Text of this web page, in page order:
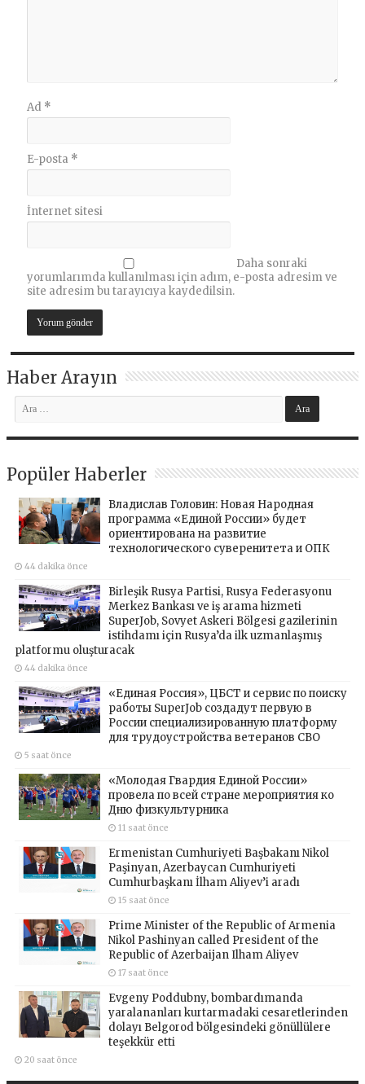
Ad *
E-posta *
İnternet sitesi
Daha sonraki
yorumlarımda kullanılması için adım, e-posta adresim ve
site adresim bu tarayıcıya kaydedilsin.
Haber Arayın
Popüler Haberler
Владислав Головин: Новая Народная
программа «Единой России» будет
ориентирована на развитие
технологического суверенитета и ОПК
44 dakika önce
Birleşik Rusya Partisi, Rusya Federasyonu
Merkez Bankası ve iş arama hizmeti
SuperJob, Sovyet Askeri Bölgesi gazilerinin
istihdamı için Rusya’da ilk uzmanlaşmış
platformu oluşturacak
44 dakika önce
«Единая Россия», ЦБСТ и сервис по поиску
работы SuperJob создадут первую в
России специализированную платформу
для трудоустройства ветеранов СВО
5 saat önce
«Молодая Гвардия Единой России»
провела по всей стране мероприятия ко
Дню физкультурника
11 saat önce
Ermenistan Cumhuriyeti Başbakanı Nikol
Paşinyan, Azerbaycan Cumhuriyeti
Cumhurbaşkanı İlham Aliyev’i aradı
15 saat önce
Prime Minister of the Republic of Armenia
Nikol Pashinyan called President of the
Republic of Azerbaijan Ilham Aliyev
17 saat önce
Evgeny Poddubny, bombardımanda
yaralananları kurtarmadaki cesaretlerinden
dolayı Belgorod bölgesindeki gönüllülere
teşekkür etti
20 saat önce